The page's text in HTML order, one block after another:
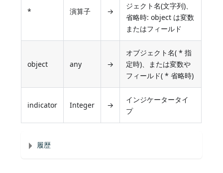
* 演算子 →
ジェクト名(文字列)、
省略時: object は変数
またはフィールド
object any →
オブジェクト名( * 指
定時)、または変数や
フィールド( * 省略時)
indicator Integer →
インジケータータイ
プ
履歴